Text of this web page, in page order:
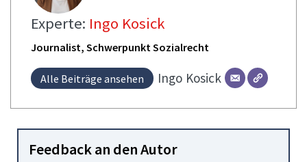
Experte: Ingo Kosick
Journalist, Schwerpunkt Sozialrecht
Alle Beiträge ansehen Ingo Kosick
Feedback an den Autor